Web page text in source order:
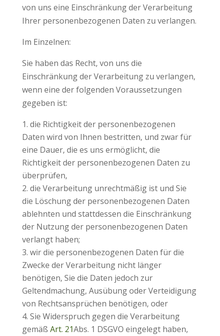
von uns eine Einschränkung der Verarbeitung
Ihrer personenbezogenen Daten zu verlangen.
Im Einzelnen:
Sie haben das Recht, von uns die
Einschränkung der Verarbeitung zu verlangen,
wenn eine der folgenden Voraussetzungen
gegeben ist:
die Richtigkeit der personenbezogenen
Daten wird von Ihnen bestritten, und zwar für
eine Dauer, die es uns ermöglicht, die
Richtigkeit der personenbezogenen Daten zu
überprüfen,
die Verarbeitung unrechtmäßig ist und Sie
die Löschung der personenbezogenen Daten
ablehnten und stattdessen die Einschränkung
der Nutzung der personenbezogenen Daten
verlangt haben;
wir die personenbezogenen Daten für die
Zwecke der Verarbeitung nicht länger
benötigen, Sie die Daten jedoch zur
Geltendmachung, Ausübung oder Verteidigung
von Rechtsansprüchen benötigen, oder
Sie Widerspruch gegen die Verarbeitung
gemäß Art. 21Abs. 1 DSGVO eingelegt haben,